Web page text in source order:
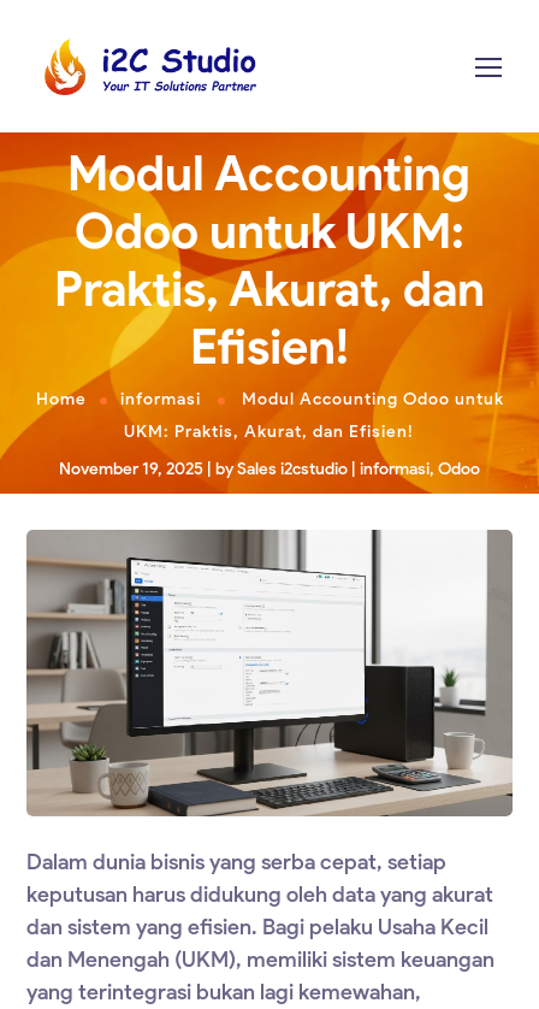
Modul Accounting
Odoo untuk UKM:
Praktis, Akurat, dan
Efisien!
Home informasi
Modul Accounting Odoo untuk
UKM: Praktis, Akurat, dan Efisien!
November 19, 2025
bySales i2cstudio informasi, Odoo
Dalam dunia bisnis yang serba cepat, setiap
keputusan harus didukung oleh data yang akurat
dan sistem yang efisien. Bagi pelaku Usaha Kecil
dan Menengah (UKM), memiliki sistem keuangan
yang terintegrasi bukan lagi kemewahan,